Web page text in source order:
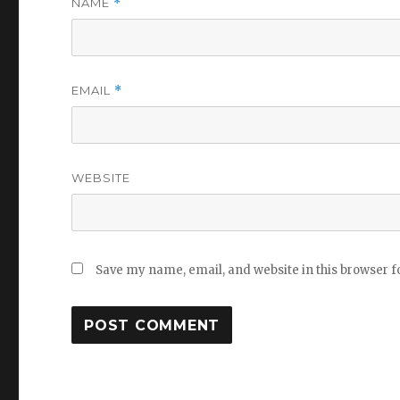
*
EMAIL *
WEBSITE
Save my name, email, and website in this browser